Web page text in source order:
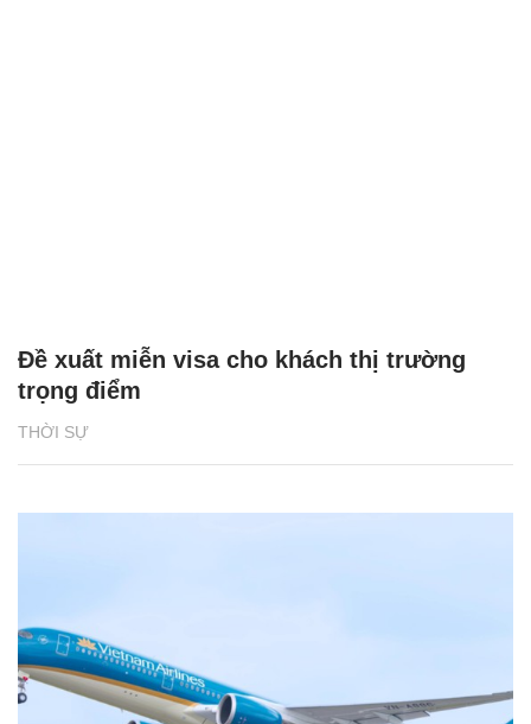
THỜI SỰ
Đề xuất miễn visa cho khách thị trường
trọng điểm